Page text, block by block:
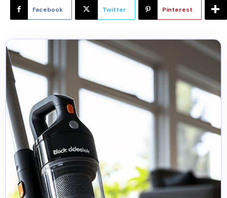
Facebook Twitter Pinterest